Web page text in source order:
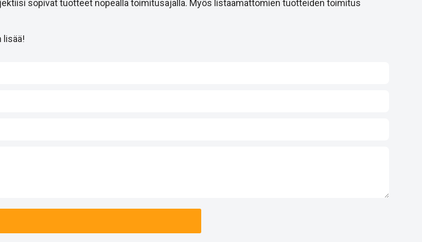
sopivat tuotteet nopealla toimitusajalla. Myös listaamattomien tuotteiden toimitus
lisää!